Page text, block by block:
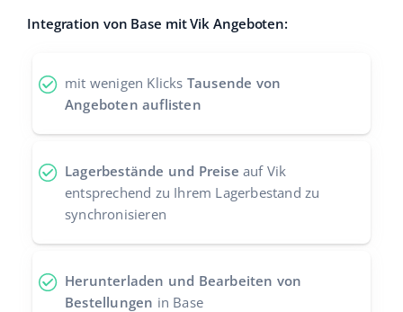
Base Connect
Andere
Zusammenarbeit und Partner
Français
polski
português (BR)
română
Integration von Base mit Vik Angeboten:
mit wenigen Klicks Tausende von
Angeboten auflisten
Lagerbestände und Preise auf Vik
entsprechend zu Ihrem Lagerbestand zu
synchronisieren
Herunterladen und Bearbeiten von
Bestellungen in Base